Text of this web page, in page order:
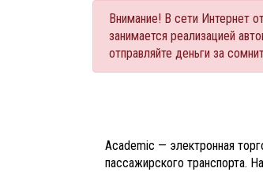
Внимание! В сети Интернет
занимается реализацией
отправляйте деньги за
Academic — электронная
пассажирского транспорта.